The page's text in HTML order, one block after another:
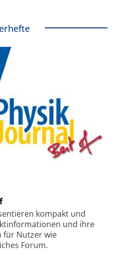
kompakt und
und ihre
für Nutzer wie
Forum.